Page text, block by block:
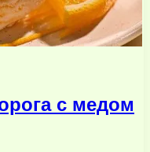
с медом